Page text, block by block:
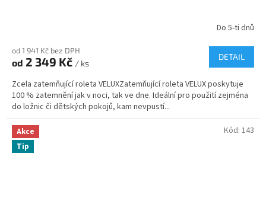
Do 5-ti dnů
od 1 941 Kč bez DPH
od 2 349 Kč / ks
DETAIL
Zcela zatemňující roleta VELUXZatemňující roleta VELUX poskytuje
100 % zatemnění jak v noci, tak ve dne. Ideální pro použití zejména
do ložnic či dětských pokojů, kam nevpustí...
Akce
Tip
Kód: 143